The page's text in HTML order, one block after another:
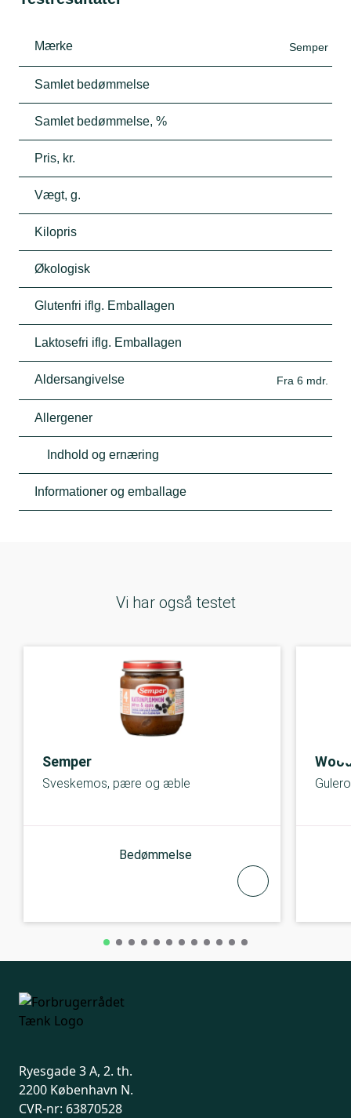
Mærke Semper
Samlet bedømmelse
Samlet bedømmelse, %
Pris, kr.
Vægt, g.
Kilopris
Økologisk
Glutenfri iflg. Emballagen
Laktosefri iflg. Emballagen
Aldersangivelse Fra 6 mdr.
Allergener
Indhold og ernæring
Informationer og emballage
Vi har også testet
Semper
Sveskemos, pære og æble
Bedømmelse
Ryesgade 3 A, 2. th.
2200 København N.
CVR-nr: 63870528